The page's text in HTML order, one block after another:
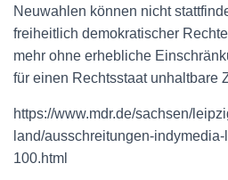
Neuwahlen können nicht
freiheitlich demokratischer
mehr ohne erhebliche
für einen Rechtsstaat unhaltbare
https://www.mdr.de/sachsen/
land/ausschreitungen-
100.html